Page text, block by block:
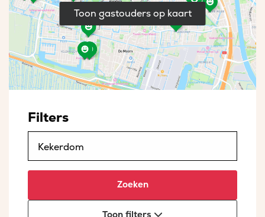
Toon gastouders op kaart
Filters
Zoeken
Toon filters